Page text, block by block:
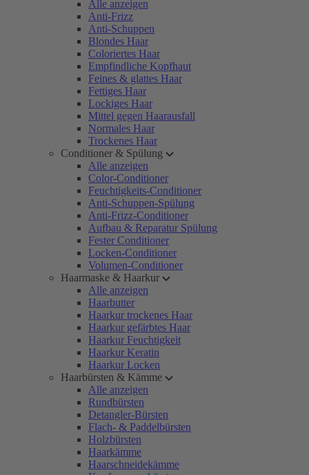
Alle anzeigen
Anti-Frizz
Anti-Schuppen
Blondes Haar
Coloriertes Haar
Empfindliche Kopfhaut
Feines & glattes Haar
Fettiges Haar
Lockiges Haar
Mittel gegen Haarausfall
Normales Haar
Trockenes Haar
Conditioner & Spülung
Alle anzeigen
Color-Conditioner
Feuchtigkeits-Conditioner
Anti-Schuppen-Spülung
Anti-Frizz-Conditioner
Aufbau & Reparatur Spülung
Fester Conditioner
Locken-Conditioner
Volumen-Conditioner
Haarmaske & Haarkur
Alle anzeigen
Haarbutter
Haarkur trockenes Haar
Haarkur gefärbtes Haar
Haarkur Feuchtigkeit
Haarkur Keratin
Haarkur Locken
Haarbürsten & Kämme
Alle anzeigen
Rundbürsten
Detangler-Bürsten
Flach- & Paddelbürsten
Holzbürsten
Haarkämme
Haarschneidekämme